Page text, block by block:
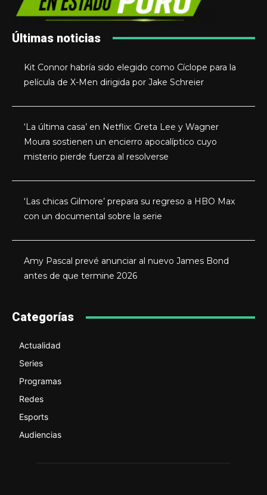
Últimas noticias
Kit Connor habría sido elegido como Cíclope para la
película de X-Men dirigida por Jake Schreier
‘La última casa’ en Netflix: Greta Lee y Wagner
Moura sostienen un encierro apocalíptico cuyo
misterio pierde fuerza al resolverse
‘Las chicas Gilmore’ prepara su regreso a HBO Max
con un documental sobre la serie
Amy Pascal prevé anunciar al nuevo James Bond
antes de que termine 2026
Categorías
Actualidad
Series
Programas
Redes
Esports
Audiencias